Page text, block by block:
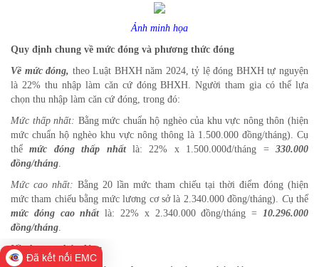
Ảnh minh họa
Quy định chung về mức đóng và phương thức đóng
Về mức đóng, theo Luật BHXH năm 2024, tỷ lệ đóng BHXH tự nguyện
là 22% thu nhập làm căn cứ đóng BHXH. Người tham gia có thể lựa
chọn thu nhập làm căn cứ đóng, trong đó:
Mức thấp nhất: Bằng mức chuẩn hộ nghèo của khu vực nông thôn (hiện
mức chuẩn hộ nghèo khu vực nông thông là 1.500.000 đồng/tháng). Cụ
thểmức đóng thấp nhấtlà: 22% x 1.500.000đ/tháng =330.000
đồng/tháng.
Mức cao nhất: Bằng 20 lần mức tham chiếu tại thời điểm đóng (hiện
mức tham chiếu bằng mức lương cơ sở là 2.340.000 đồng/tháng). Cụ thể
mức đóng cao nhấtlà: 22% x 2.340.000 đồng/tháng =10.296.000
đồng/tháng.
Về phương thức đóng
Đã kết nối EMC